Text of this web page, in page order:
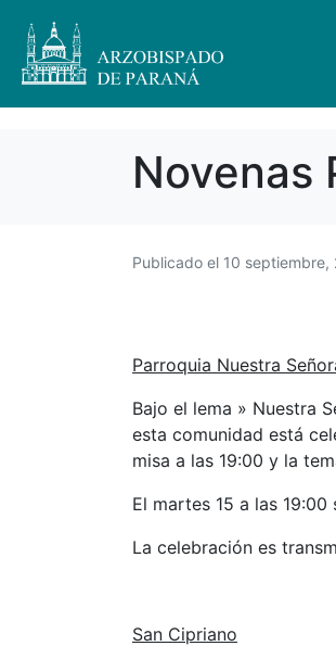
Novenas
Publicado el 10 septiembre,
Parroquia Nuestra
Bajo el lema » Nuestra
esta comunidad está
misa a las 19:00 y la
El martes 15 a las 19:00
La celebración es
San Cipriano